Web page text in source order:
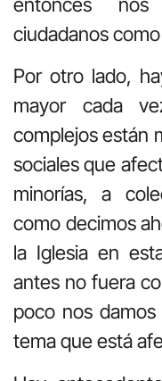
ciudadanos
Por otro lado,
mayor cada
complejos están
sociales que
minorías, a
como decimos
la Iglesia en
antes no fuera
poco nos
tema que está